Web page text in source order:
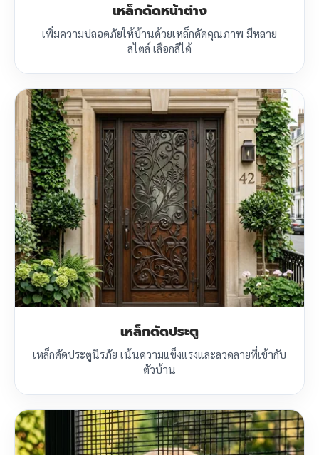
เหล็กดัดหน้าต่าง
เพิ่มความปลอดภัยให้บ้านด้วยเหล็กดัดคุณภาพ มีหลาย
สไตล์ เลือกสีได้
เหล็กดัดประตู
เหล็กดัดประตูนิรภัย เน้นความแข็งแรงและลวดลายที่เข้ากับ
ตัวบ้าน